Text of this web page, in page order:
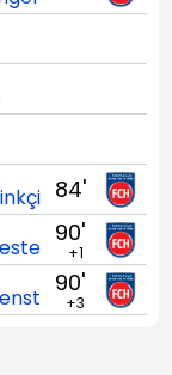
84'
90'
+1
90'
+3